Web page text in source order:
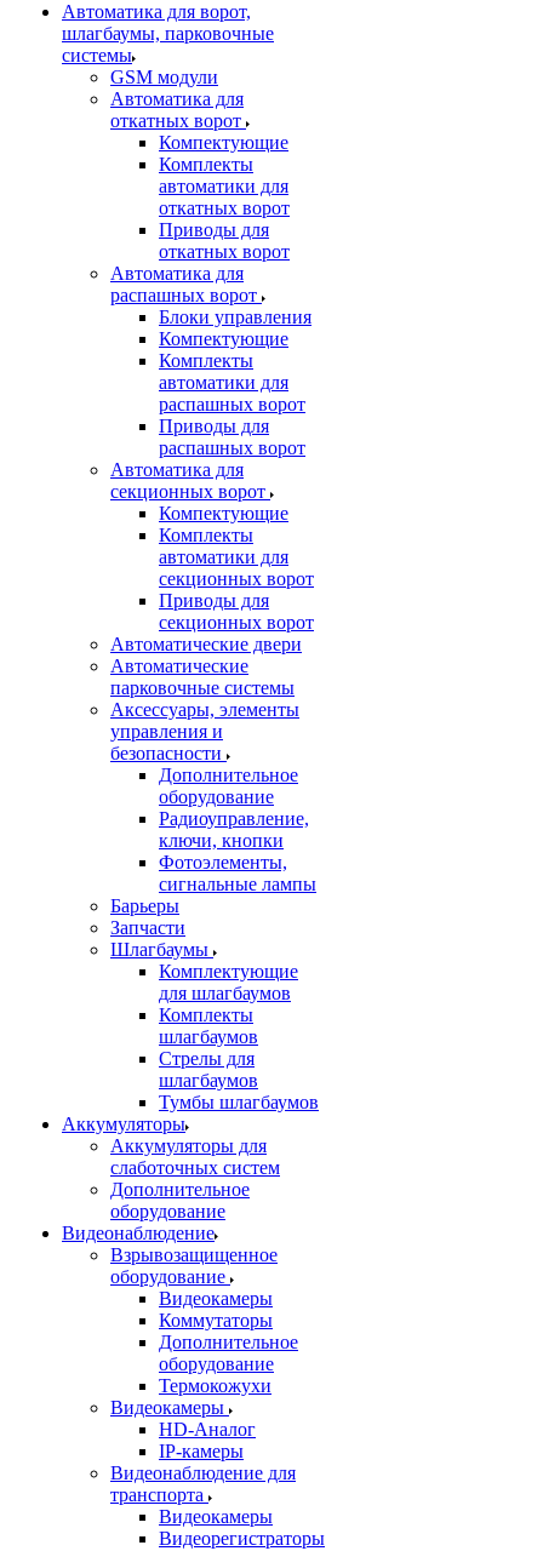
Автоматика для ворот,
шлагбаумы, парковочные
системы
GSM модули
Автоматика для
откатных ворот
Компектующие
Комплекты
автоматики для
откатных ворот
Приводы для
откатных ворот
Автоматика для
распашных ворот
Блоки управления
Компектующие
Комплекты
автоматики для
распашных ворот
Приводы для
распашных ворот
Автоматика для
секционных ворот
Компектующие
Комплекты
автоматики для
секционных ворот
Приводы для
секционных ворот
Автоматические двери
Автоматические
парковочные системы
Аксессуары, элементы
управления и
безопасности
Дополнительное
оборудование
Радиоуправление,
ключи, кнопки
Фотоэлементы,
сигнальные лампы
Барьеры
Запчасти
Шлагбаумы
Комплектующие
для шлагбаумов
Комплекты
шлагбаумов
Стрелы для
шлагбаумов
Тумбы шлагбаумов
Аккумуляторы
Аккумуляторы для
слаботочных систем
Дополнительное
оборудование
Видеонаблюдение
Взрывозащищенное
оборудование
Видеокамеры
Коммутаторы
Дополнительное
оборудование
Термокожухи
Видеокамеры
HD-Аналог
IP-камеры
Видеонаблюдение для
транспорта
Видеокамеры
Видеорегистраторы